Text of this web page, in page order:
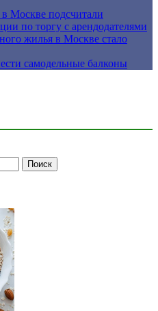
Москве подсчитали
по торгу с арендодателями
жилья в Москве стало
самодельные балконы